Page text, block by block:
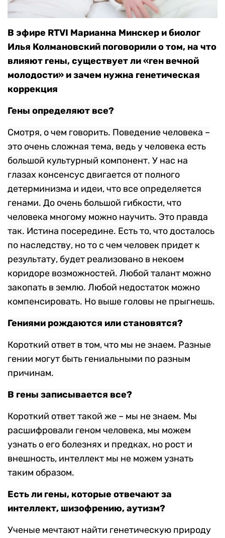
В эфире RTVI Марианна Минскер и биолог
Илья Колмановский поговорили о том, на что
влияют гены, существует ли «ген вечной
молодости» и зачем нужна генетическая
коррекция
Гены определяют все?
Смотря, о чем говорить. Поведение человека –
это очень сложная тема, ведь у человека есть
большой культурный компонент. У нас на
глазах консенсус двигается от полного
детерминизма и идеи, что все определяется
генами. До очень большой гибкости, что
человека многому можно научить. Это правда
так. Истина посередине. Есть то, что досталось
по наследству, но то с чем человек придет к
результату, будет реализовано в некоем
коридоре возможностей. Любой талант можно
закопать в землю. Любой недостаток можно
компенсировать. Но выше головы не прыгнешь.
Гениями рождаются или становятся?
Короткий ответ в том, что мы не знаем. Разные
гении могут быть гениальными по разным
причинам.
В гены записывается все?
Короткий ответ такой же – мы не знаем. Мы
расшифровали геном человека, мы можем
узнать о его болезнях и предках, но рост и
внешность, интеллект мы не можем узнать
таким образом.
Есть ли гены, которые отвечают за
интеллект, шизофрению, аутизм?
Ученые мечтают найти генетическую природу